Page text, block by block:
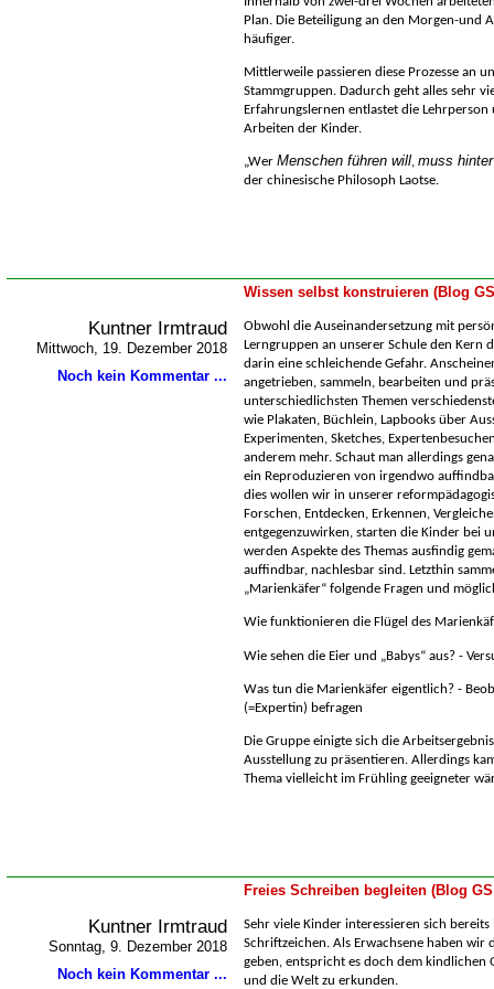
Plan. Die Beteiligung an den Morgen-und
häufiger.
Mittlerweile passieren diese Prozesse an
Stammgruppen. Dadurch geht alles sehr
Erfahrungslernen entlastet die
Arbeiten der Kinder.
Wer Menschen führen will, muss
der chinesische Philosoph Laotse.
Wissen selbst konstruieren (Blog
Kuntner Irmtraud
Mittwoch, 19. Dezember 2018
Noch kein Kommentar ...
Obwohl die Auseinandersetzung mit
Lerngruppen an unserer Schule den Kern
darin eine schleichende Gefahr.
angetrieben, sammeln, bearbeiten und
unterschiedlichsten Themen
wie Plakaten, Büchlein, Lapbooks über
Experimenten, Sketches,
anderem mehr. Schaut man allerdings
ein Reproduzieren von irgendwo
dies wollen wir in unserer
Forschen, Entdecken, Erkennen,
entgegenzuwirken, starten die Kinder bei
werden Aspekte des Themas ausfindig
auffindbar, nachlesbar sind. Letzthin
Marienkäfer“ folgende Fragen und
Wie funktionieren die Flügel des
Wie sehen die Eier und „Babys“ aus? -
Was tun die Marienkäfer eigentlich? -
(=Expertin) befragen
Die Gruppe einigte sich die
Ausstellung zu präsentieren. Allerdings
Thema vielleicht im Frühling geeigneter
Freies Schreiben begleiten (Blog
Kuntner Irmtraud
Sonntag, 9. Dezember 2018
Noch kein Kommentar ...
Sehr viele Kinder interessieren sich
Schriftzeichen. Als Erwachsene haben wir
geben, entspricht es doch dem
und die Welt zu erkunden.